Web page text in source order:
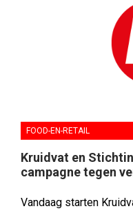
FOOD-EN-RETAIL
Kruidvat en
campagne tegen
Vandaag starten